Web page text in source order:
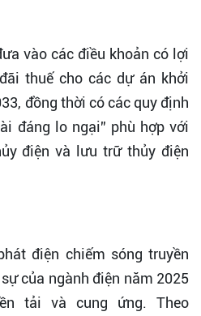
vào các điều khoản có lợi
thuế cho các dự án khởi
đồng thời có các quy định
đáng lo ngại” phù hợp với
điện và lưu trữ thủy điện
điện chiếm sóng truyền
của ngành điện năm 2025
tải và cung ứng. Theo